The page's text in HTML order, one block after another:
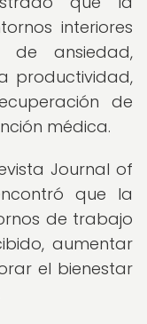
interiores
de ansiedad,
productividad,
de
médica.
Journal of
que la
de trabajo
aumentar
el bienestar